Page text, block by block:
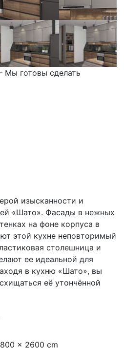
Мы готовы сделать
изысканности и
«Шато». Фасады в нежных
на фоне корпуса в
этой кухне неповторимый
столешница и
ее идеальной для
в кухню «Шато», вы
её утончённой
× 2600 cm